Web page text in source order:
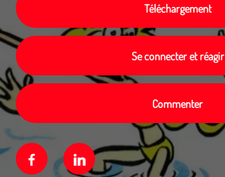
Téléchargement
Se connecter et réagir
Commenter
FacebookLinkedin